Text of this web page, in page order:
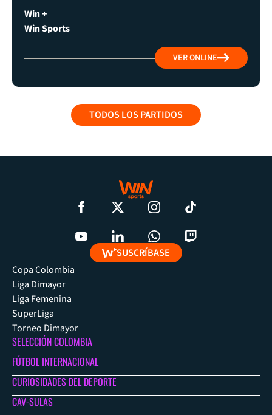
Win +
Win Sports
VER ONLINE
TODOS LOS PARTIDOS
SUSCRÍBASE
Copa Colombia
Liga Dimayor
Liga Femenina
SuperLiga
Torneo Dimayor
SELECCIÓN COLOMBIA
FÚTBOL INTERNACIONAL
CURIOSIDADES DEL DEPORTE
CAV-SULAS